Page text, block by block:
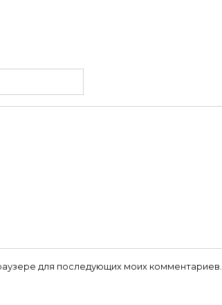
для последующих моих комментариев.